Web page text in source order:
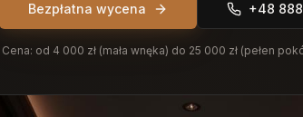
Bezpłatna wycena +48
Cena: od 4 000 zł (mała wnęka) do 25 000 zł (pełen